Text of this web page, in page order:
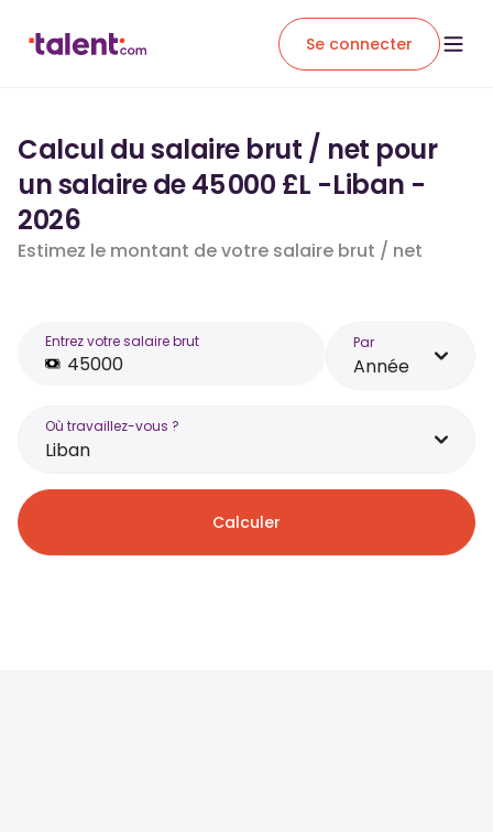
Se connecter
Calcul du salaire brut / net pour
un salaire de 45 000 £L -Liban -
2026
Estimez le montant de votre salaire brut / net
Entrez votre salaire brut Par
Année
Où travaillez-vous ?
Liban
Calculer